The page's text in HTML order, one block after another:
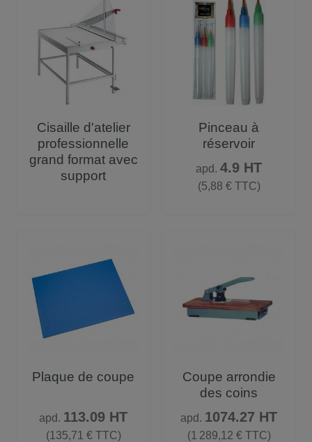
Cisaille d'atelier
professionnelle
grand format avec
support
Pinceau à
réservoir
apd. Prix
4.9 HT
(5,88 € TTC)
Plaque de coupe
apd. Prix
113.09 HT
(135,71 € TTC)
Coupe arrondie
des coins
apd. Prix
1074.27 HT
(1 289,12 € TTC)